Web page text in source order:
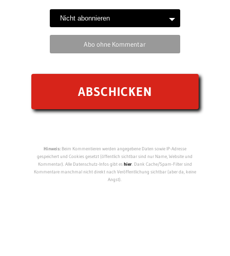
Abo ohne Kommentar
Hinweis:Beim Kommentieren werden angegebene Daten sowie IP-Adresse
gespeichert und Cookies gesetzt (öffentlich sichtbar sind nur Name, Website und
Kommentar). Alle Datenschutz-Infos gibt eshier. Dank Cache/Spam-Filter sind
Kommentare manchmal nicht direkt nach Veröffentlichung sichtbar (aber da, keine
Angst).